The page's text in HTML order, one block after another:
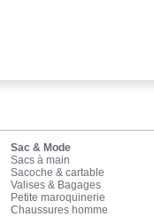
Sac & Mode
Sacs à main
Sacoche & cartable
Valises & Bagages
Petite maroquinerie
Chaussures homme